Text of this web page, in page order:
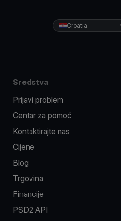
Croatia
Sredstva
Prijavi problem
Centar za pomoć
Kontaktirajte nas
Cijene
Blog
Trgovina
Financije
PSD2 API